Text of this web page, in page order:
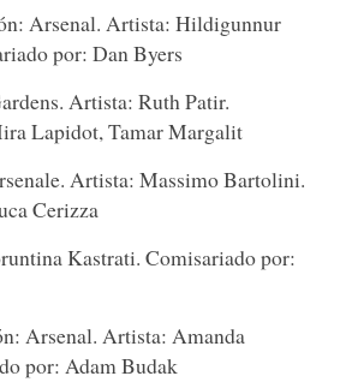
Arsenal. Artista: Hildigunnur
por: Dan Byers
Artista: Ruth Patir.
Lapidot, Tamar Margalit
Artista: Massimo Bartolini.
Cerizza
Kastrati. Comisariado por:
Arsenal. Artista: Amanda
por: Adam Budak